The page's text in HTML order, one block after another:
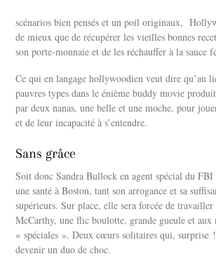
scénarios bien pensés et un poil originaux,
de mieux que de récupérer les vieilles bonnes
son porte-monnaie et de les réchauffer à la sauce
Ce qui en langage hollywoodien veut dire qu’au
pauvres types dans le énième buddy movie
par deux nanas, une belle et une moche, pour
et de leur incapacité à s’entendre.
Sans grâce
Soit donc Sandra Bullock en agent spécial du FBI
une santé à Boston, tant son arrogance et sa
supérieurs. Sur place, elle sera forcée de travailler
McCarthy, une flic boulotte, grande gueule et aux
« spéciales ». Deux cœurs solitaires qui, surprise
devenir un duo de choc.